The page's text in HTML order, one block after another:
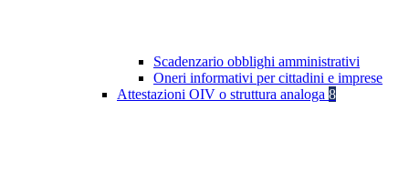
Scadenzario obblighi amministrativi
Oneri informativi per cittadini e imprese
Attestazioni OIV o struttura analoga 8